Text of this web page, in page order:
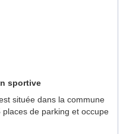
sportive
située dans la commune
de parking et occupe